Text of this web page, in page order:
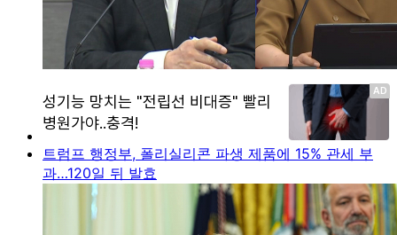
트럼프 행정부, 폴리실리콘 파생 제품에 15% 관세 부
과…120일 뒤 발효